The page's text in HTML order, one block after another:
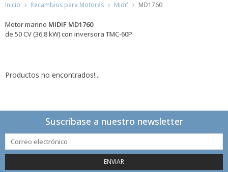
Inicio Recambios para Motores Midif MD1760
Motor marino MIDIF MD1760
de 50 CV (36,8 kW) con inversora TMC-60P
Productos no encontrados!...
Suscríbase a nuestro newsletter
ENVIAR